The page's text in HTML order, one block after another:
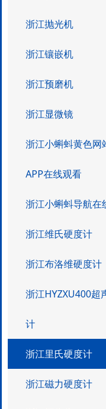
浙江抛光机
浙江镶嵌机
浙江预磨机
浙江显微镜
浙江小蝌蚪黄色网
APP在线观看
浙江小蝌蚪导航在
浙江维氏硬度计
浙江布洛维硬度计
浙江HYZXU400超
计
浙江里氏硬度计
浙江磁力硬度计